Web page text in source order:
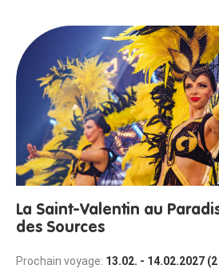
La Saint-Valentin au
des Sources
Prochain voyage: 13.02. - 14.02.2027